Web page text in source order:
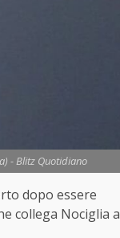
- Blitz Quotidiano
dopo essere
collega Nociglia a